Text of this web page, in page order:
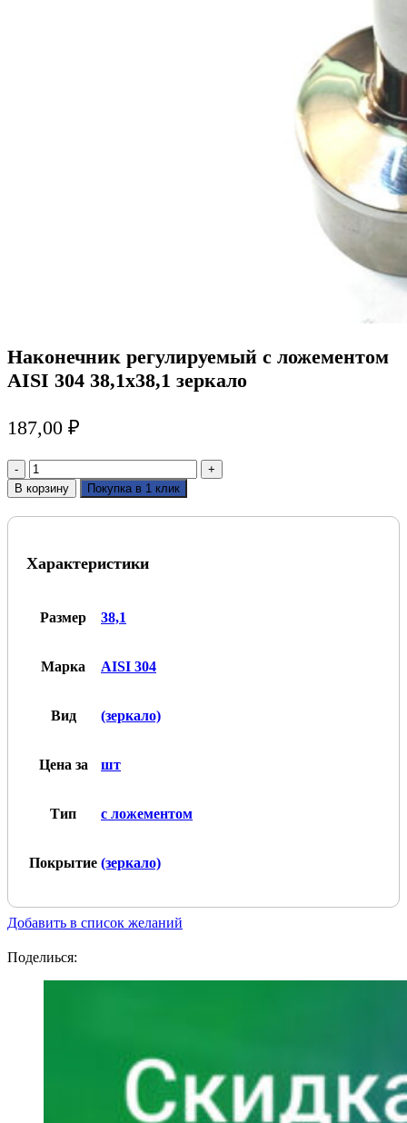
Наконечник регулируемый с ложементом
AISI 304 38,1х38,1 зеркало
187,00 ₽
Количество
товара
Наконечник
регулируемый
AISI
зеркало
В корзину Покупка в 1 клик
Характеристики
Размер 38,1
Марка AISI 304
Вид (зеркало)
Цена за шт
Тип с ложементом
Покрытие (зеркало)
Добавить в список желаний
Поделиься: